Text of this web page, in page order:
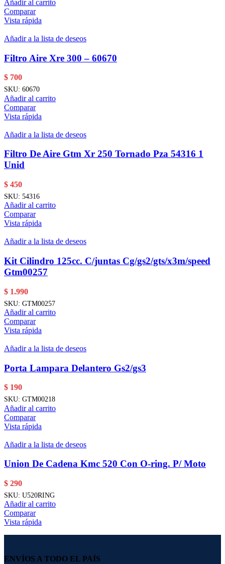
Añadir al carrito
Comparar
Vista rápida
Añadir a la lista de deseos
Filtro Aire Xre 300 – 60670
$ 700
SKU: 60670
Añadir al carrito
Comparar
Vista rápida
Añadir a la lista de deseos
Filtro De Aire Gtm Xr 250 Tornado Pza 54316 1
Unid
$ 450
SKU: 54316
Añadir al carrito
Comparar
Vista rápida
Añadir a la lista de deseos
Kit Cilindro 125cc. C/juntas Cg/gs2/gts/x3m/speed
Gtm00257
$ 1.990
SKU: GTM00257
Añadir al carrito
Comparar
Vista rápida
Añadir a la lista de deseos
Porta Lampara Delantero Gs2/gs3
$ 190
SKU: GTM00218
Añadir al carrito
Comparar
Vista rápida
Añadir a la lista de deseos
Union De Cadena Kmc 520 Con O-ring. P/ Moto
$ 290
SKU: U520RING
Añadir al carrito
Comparar
Vista rápida
ENVÍOS A TODO EL PAÍS